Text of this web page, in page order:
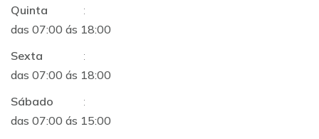
Quinta
:
das 07:00 ás 18:00
Sexta
:
das 07:00 ás 18:00
Sábado
:
das 07:00 ás 15:00